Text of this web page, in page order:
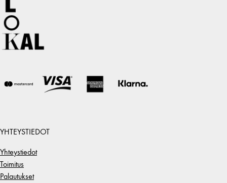
YHTEYSTIEDOT
Yhteystiedot
Toimitus
Palautukset